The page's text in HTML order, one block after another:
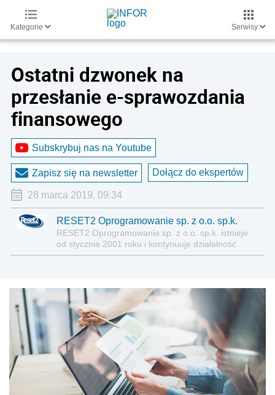
Kategorie Serwisy
Ostatni dzwonek na
przesłanie e-sprawozdania
finansowego
Subskrybuj nas na Youtube
Zapisz się na newsletter Dołącz do ekspertów
28 marca 2019, 09:34
RESET2 Oprogramowanie sp. z o.o. sp.k.
RESET2 Oprogramowanie sp. z o.o. sp.k. istnieje
od stycznia 2001 roku i kontynuuje działalność
prowadzoną od 1992 roku przez RESET Computer
wspomagających zarządzanie firmą. Produkty
RESET2 to połączenie bogatych możliwości z łatwą
i intuicyjną obsługą.